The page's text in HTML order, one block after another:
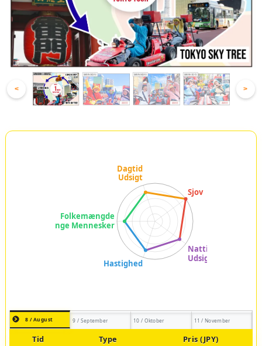
< >
8 / August 9 / September 10 / Oktober 11 / November
Tid Type Pris (JPY)